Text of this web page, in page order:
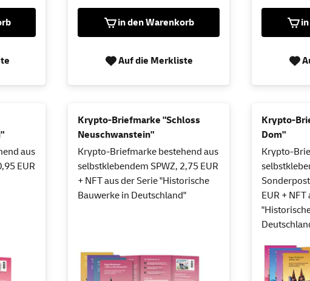
in den Warenkorb
Auf die Merkliste
aus
EUR
Krypto-Briefmarke "Schloss
Neuschwanstein"
Krypto-Briefmarke bestehend aus
selbstklebendem SPWZ, 2,75 EUR
+ NFT aus der Serie "Historische
Bauwerke in Deutschland"
Krypto-
Dom"
Krypto-
EUR +